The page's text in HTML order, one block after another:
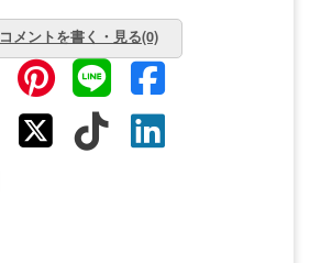
コメントを書く・見る(0)